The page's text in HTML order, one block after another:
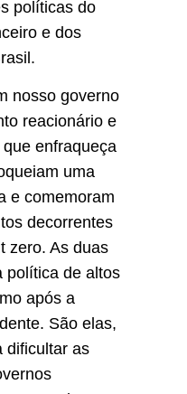
políticas do
e dos
nosso governo
reacionário e
enfraqueça
uma
e comemoram
decorrentes
zero. As duas
política de altos
após a
São elas,
dificultar as